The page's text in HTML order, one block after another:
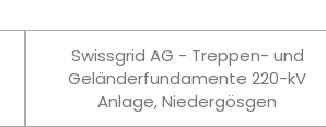
Swissgrid AG - Treppen- und
Geländerfundamente 220-kV
Anlage, Niedergösgen